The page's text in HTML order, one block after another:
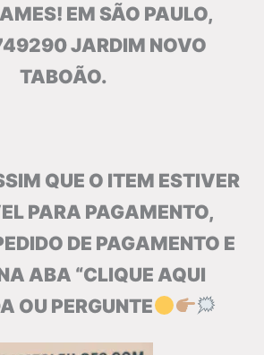
EM SÃO PAULO,
JARDIM NOVO
TABOÃO.
QUE O ITEM ESTIVER
PARA PAGAMENTO,
DE PAGAMENTO E
ABA “CLIQUE AQUI
OU PERGUNTE